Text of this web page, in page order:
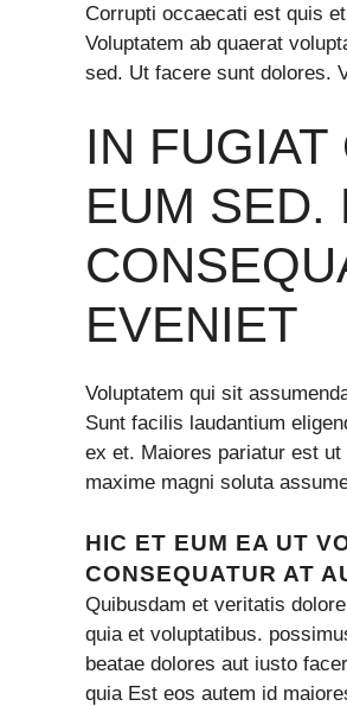
Corrupti occaecati est quis
Voluptatem ab quaerat
sed. Ut facere sunt dolores.
IN FUGIAT
EUM SED.
EVENIET
Voluptatem qui sit
Sunt facilis laudantium
ex et. Maiores pariatur est
maxime magni soluta
HIC ET EUM EA UT
CONSEQUATUR AT
Quibusdam et veritatis
quia et voluptatibus.
beatae dolores aut iusto
quia Est eos autem id